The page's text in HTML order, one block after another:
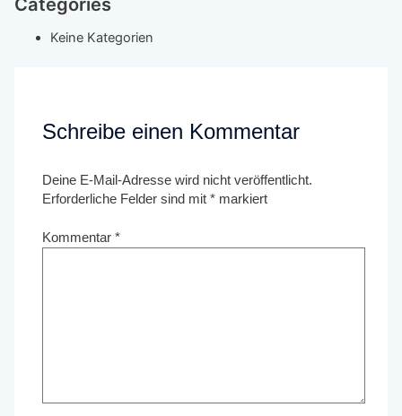
Keine Kategorien
Schreibe einen Kommentar
Deine E-Mail-Adresse wird nicht veröffentlicht.
Erforderliche Felder sind mit* markiert
Kommentar*